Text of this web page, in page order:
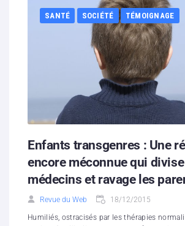
Boutique
Hébergement solidaire
SANTÉ SOCIÉTÉ TÉMOIGNAGE
Enfants transgenres : Une
encore méconnue qui
médecins et ravage les
Revue du Web 18/12/2015
Humiliés, ostracisés par les thérapies